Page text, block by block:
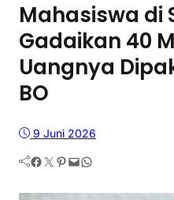
Mahasiswa di
Gadaikan 40
Uangnya
BO
9 Juni 2026
Facebook Twitter Pinterest Mail WhatsApp